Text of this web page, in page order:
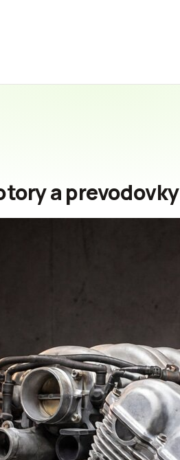
a prevodovky